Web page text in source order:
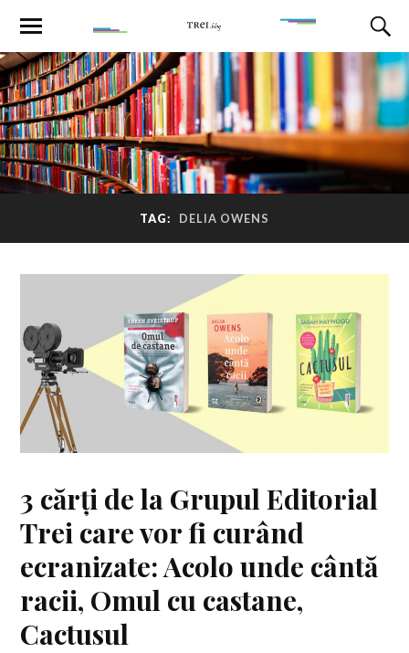
TAG: DELIA OWENS
3 cărți de la Grupul Editorial
Trei care vor fi curând
ecranizate: Acolo unde cântă
racii, Omul cu castane,
Cactusul